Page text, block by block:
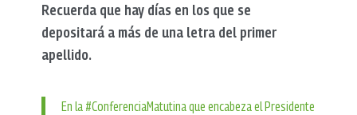
Recuerda que hay días en los que se
depositará a más de una letra del primer
apellido.
En la #ConferenciaMatutinaque encabeza el Presidente